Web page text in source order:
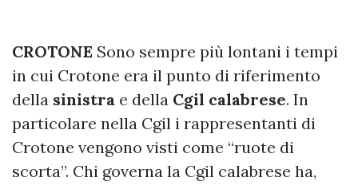
CROTONE Sono sempre più lontani i tempi
in cui Crotone era il punto di riferimento
della sinistra e della Cgil calabrese. In
particolare nella Cgil i rappresentanti di
Crotone vengono visti come “ruote di
scorta”. Chi governa la Cgil calabrese ha,